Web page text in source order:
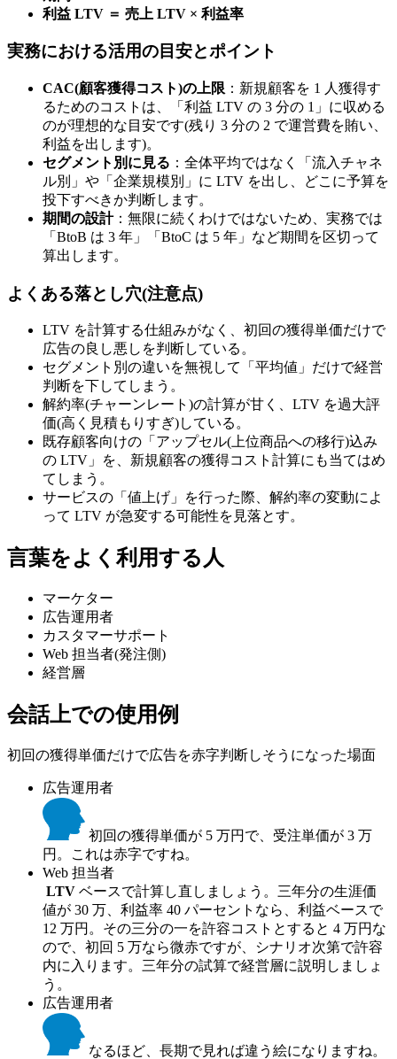
利益 LTV ＝ 売上 LTV × 利益率
実務における活用の目安とポイント
CAC(顧客獲得コスト)の上限 ：新規顧客を 1 人獲得す
るためのコストは、「利益 LTV の 3 分の 1」に収める
のが理想的な目安です(残り 3 分の 2 で運営費を賄い、
利益を出します)。
セグメント別に見る ：全体平均ではなく「流入チャネ
ル別」や「企業規模別」に LTV を出し、どこに予算を
投下すべきか判断します。
期間の設計：無限に続くわけではないため、実務では
「BtoB は 3 年」「BtoC は 5 年」など期間を区切って
算出します。
よくある落とし穴(注意点)
LTV を計算する仕組みがなく、初回の獲得単価だけで
広告の良し悪しを判断している。
セグメント別の違いを無視して「平均値」だけで経営
判断を下してしまう。
解約率(チャーンレート)の計算が甘く、LTV を過大評
価(高く見積もりすぎ)している。
既存顧客向けの「アップセル(上位商品への移行)込み
の LTV」を、新規顧客の獲得コスト計算にも当てはめ
てしまう。
サービスの「値上げ」を行った際、解約率の変動によ
って LTV が急変する可能性を見落とす。
言葉をよく利用する人
マーケター
広告運用者
カスタマーサポート
Web 担当者(発注側)
経営層
会話上での使用例
初回の獲得単価だけで広告を赤字判断しそうになった場面
広告運用者
初回の獲得単価が 5 万円で、受注単価が 3 万
円。これは赤字ですね。
Web 担当者
LTV ベースで計算し直しましょう。三年分の生涯価
値が 30 万、利益率 40 パーセントなら、利益ベースで
12 万円。その三分の一を許容コストとすると 4 万円な
ので、初回 5 万なら微赤ですが、シナリオ次第で許容
内に入ります。三年分の試算で経営層に説明しましょ
う。
広告運用者
なるほど、長期で見れば違う絵になりますね。